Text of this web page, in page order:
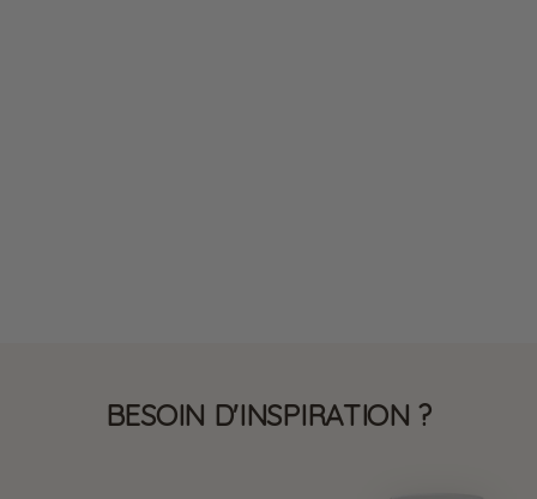
BESOIN D'INSPIRATION ?